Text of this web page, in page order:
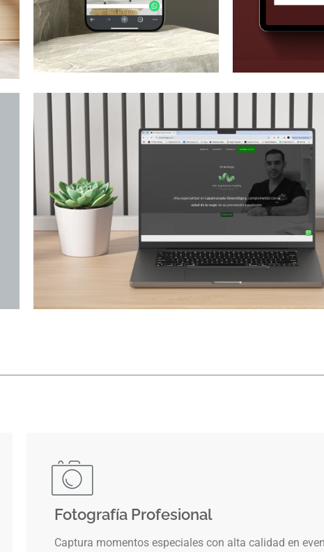
Fotografía Profesional
Captura momentos especiales con alta calidad en